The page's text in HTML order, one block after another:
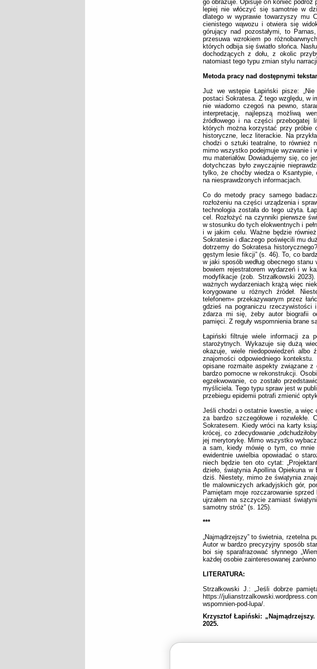
go obrazuje. Opisuje on koniec podróż
lepiej nie włóczyć się samotnie w
dlatego w wyprawie towarzyszy mu
cienistego wąwozu i otwiera się
górujący nad pozostałymi, to
przesuwa wzrokiem po
których odbija się światło słońca.
dochodzących z dołu, z okolic
natomiast tego typu zmian stylu
Metoda pracy nad dostępnymi
Już we wstępie Łapiński pisze:
postaci Sokratesa. Z tego względu, w
nie wiadomo czegoś na pewno,
interpretację, najlepszą możliwą
źródłowego i na części przebogatej
których można korzystać przy
historyczne, lecz literackie. Na
chodzi o sztuki teatralne, to również
mimo wszystko podejmuje wyzwanie
mu materiałów. Dowiadujemy się, co
dotychczas było zwyczajnie
tylko, że choćby wiedza o Ksantypie,
na niesprawdzonych informacjach.
Co do metody pracy samego
rozłożeniu na części urządzenia i
technologia została do tego użyta.
cel. Rozłożyć na czynniki pierwsze
w stosunku do tych elokwentnych i
i w jakim celu. Ważne będzie
Sokratesie i dlaczego poświęcili mu
dotrzemy do Sokratesa
gęstym lesie fikcji” (s. 46). To, co
w jaki sposób według obecnego
bowiem rejestratorem wydarzeń i w
modyfikacje (zob. Strzałkowski
ważnych wydarzeniach krążą więc
korygowane u różnych źródeł.
telefonem« przekazywanym przez
gdzieś na pograniczu rzeczywistości
zdarza mi się, żeby autor biografii
pamięci. Z reguły wspomnienia brane
Łapiński filtruje wiele informacji za
starożytnych. Wykazuje się dużą
okazuje, wiele niedopowiedzeń albo
znajomości odpowiedniego
opisane rozmaite aspekty związane
bardzo pomocne w rekonstrukcji.
egzekwowanie, co zostało
myśliciela. Tego typu spraw jest w
przebiegu epidemii potrafi zmienić
Jeśli chodzi o ostatnie kwestie, a więc
za bardzo szczegółowe i rozwlekłe.
Sokratesem. Kiedy wróci na karty
krócej, co zdecydowanie
jej merytorykę. Mimo wszystko
a sam, kiedy mówię o tym, co mnie
ewidentnie uwielbia opowiadać o
niech będzie ten oto cytat:
dzieło, świątynia Apollina Opiekuna
dziś. Niestety, mimo że świątynia
tle malowniczych arkadyjskich gór,
Pamiętam moje rozczarowanie
ujrzałem na szczycie zamiast
samotny stróż” (s. 125).
***
„Najmądrzejszy” to świetnia, rzetelna
Autor w bardzo precyzyjny sposób
boi się sparafrazować słynnego
każdej osobie zainteresowanej
LITERATURA:
Strzałkowski J.: „Jeśli dobrze
https://
wspomnien-pod-lupa/.
Krzysztof Łapiński:
2025.